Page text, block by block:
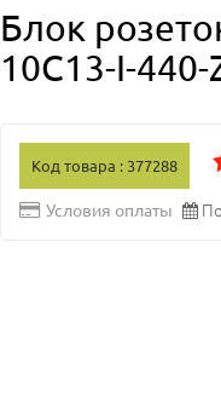
Блок
10C13-I-440-
Код товара : 377288
Условия оплаты